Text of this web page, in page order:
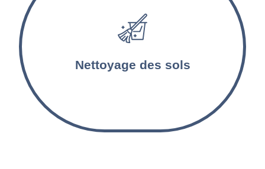
Nettoyage des sols
agents d’entretien. Les tapis et les moquettes
sont aspirés et nettoyés en profondeur.